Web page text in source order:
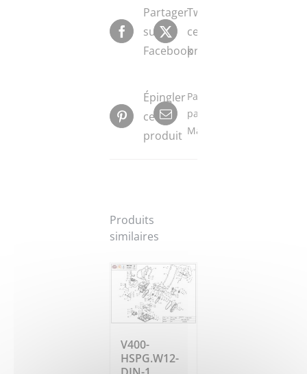
Partager
sur
Facebook
Tweeter
ce
produit
Épingler
ce
produit
Partager
par
Mail
Produits
similaires
V400-
HSPG.W12-